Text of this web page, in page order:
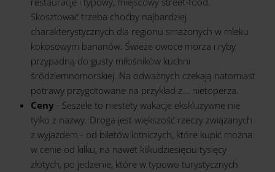
Skosztować trzeba choćby najbardziej
charakterystycznych dla regionu smażonych w mleku
kokosowym bananów. Świeże owoce morza i ryby
przypadną do gusty miłośników kuchni
śródziemnomorskiej. Na odważnych czekają natomiast
potrawy przygotowane na przykład z... nietoperza.
Ceny - Seszele to niestety wakacje ekskluzywne nie
tylko z nazwy. Droga jest większość rzeczy związanych
z wyjazdem - od biletów lotniczych, które kupić można
w cenie od kilku, na nawet kilkudziesięciu tysięcy
złotych, po jedzenie, które w typowo turystycznych